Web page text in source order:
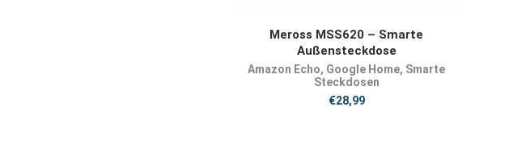
JETZT KAUFEN
Meross MSS620 – Smarte
Außensteckdose
Amazon Echo, Google Home, Smarte
Steckdosen
€28,99